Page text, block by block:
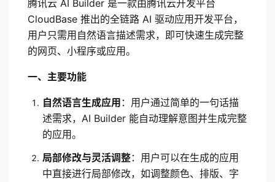
腾讯云 AI Builder 是一款由腾讯云开发平台
CloudBase 推出的全链路 AI 驱动应用开发平台，
用户只需用自然语言描述需求，即可快速生成完整
的网页、小程序或应用。
一、主要功能
自然语言生成应用 ：用户通过简单的一句话描
述需求，AI Builder 能自动理解意图并生成完整
的应用。
局部修改与灵活调整：用户可以在生成的应用
中直接进行局部修改，如调整颜色、排版、字